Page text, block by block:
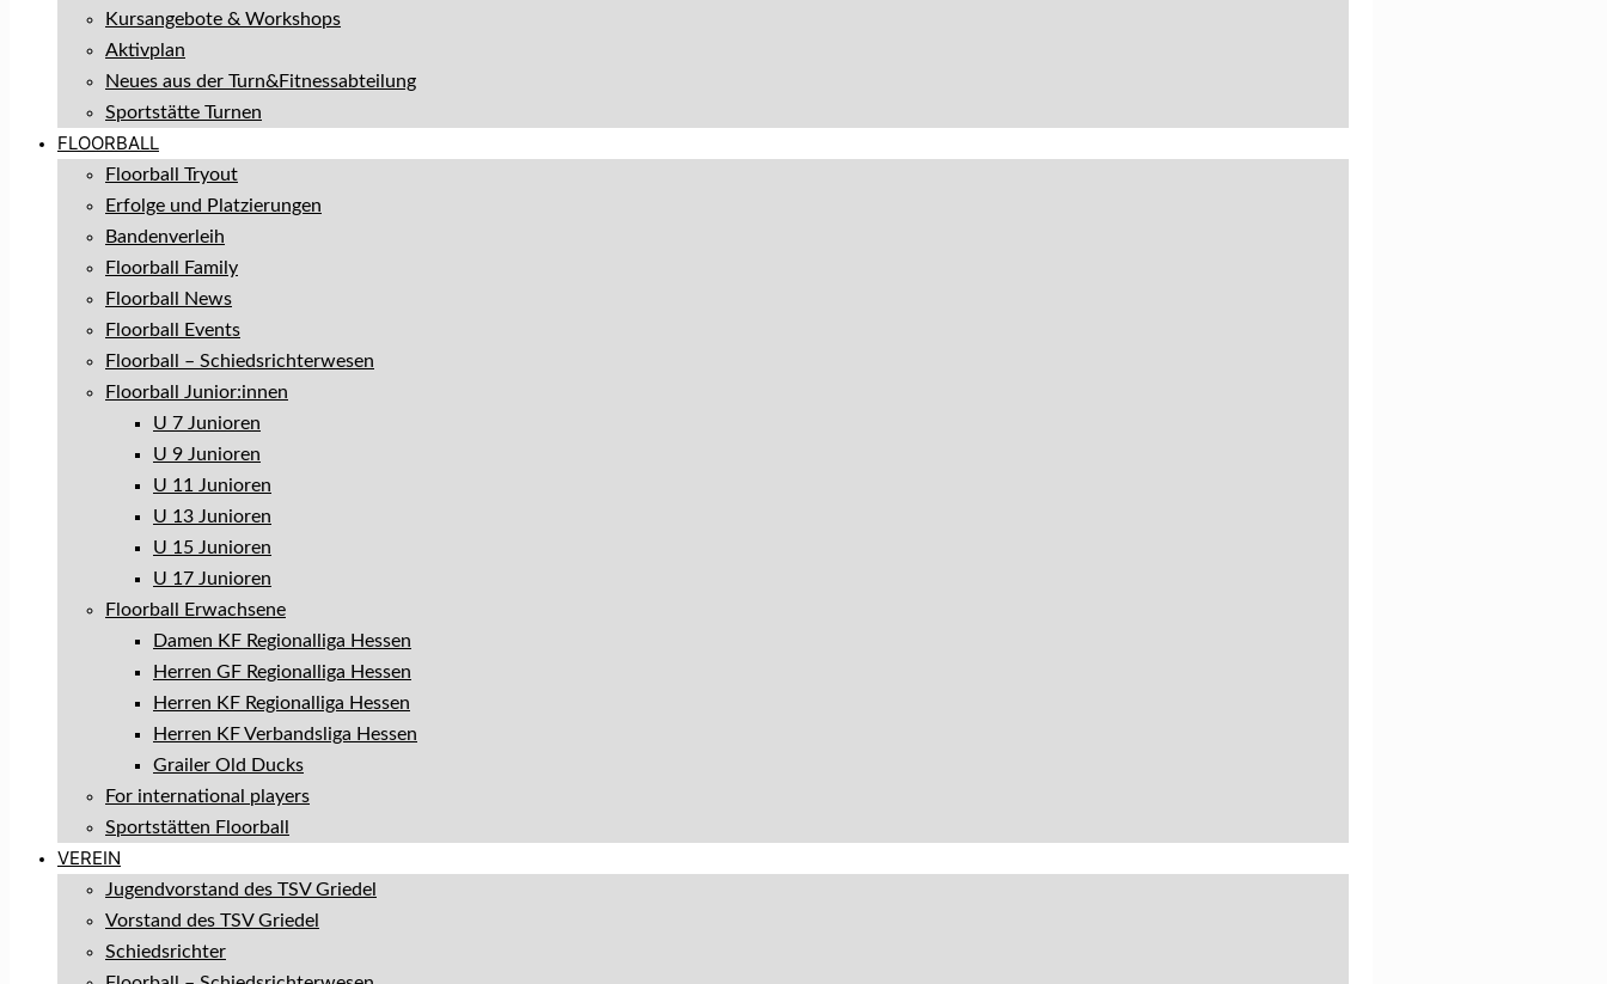
Kursangebote & Workshops
Aktivplan
Neues aus der Turn&Fitnessabteilung
Sportstätte Turnen
FLOORBALL
Floorball Tryout
Erfolge und Platzierungen
Bandenverleih
Floorball Family
Floorball News
Floorball Events
Floorball – Schiedsrichterwesen
Floorball Junior:innen
U 7 Junioren
U 9 Junioren
U 11 Junioren
U 13 Junioren
U 15 Junioren
U 17 Junioren
Floorball Erwachsene
Damen KF Regionalliga Hessen
Herren GF Regionalliga Hessen
Herren KF Regionalliga Hessen
Herren KF Verbandsliga Hessen
Grailer Old Ducks
For international players
Sportstätten Floorball
VEREIN
Jugendvorstand des TSV Griedel
Vorstand des TSV Griedel
Schiedsrichter